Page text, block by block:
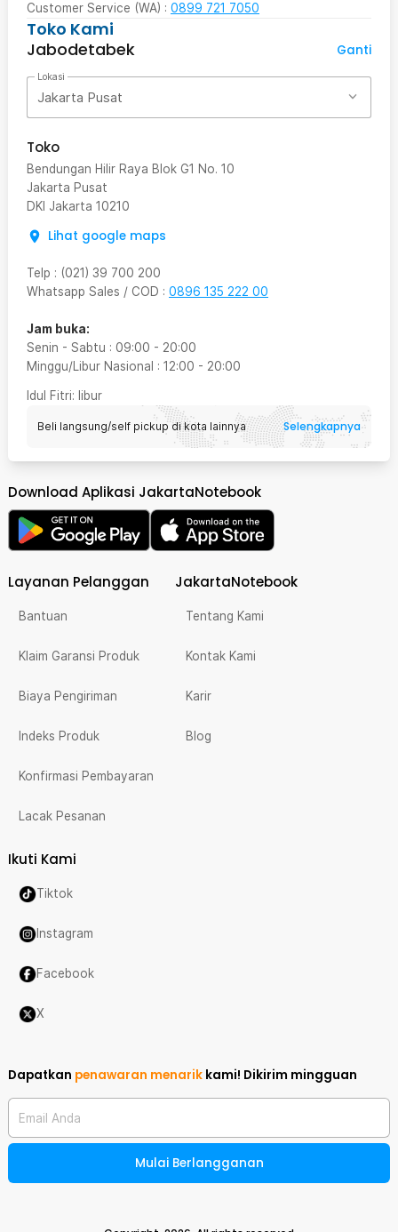
Customer Service (WA) : 0899 721 7050
Toko Kami
Jabodetabek
Ganti
Lokasi
Jakarta Pusat
Toko
Bendungan Hilir Raya Blok G1 No. 10
Jakarta Pusat
DKI Jakarta 10210
Lihat google maps
Telp : (021) 39 700 200
Whatsapp Sales / COD : 0896 135 222 00
Jam buka:
Senin - Sabtu : 09:00 - 20:00
Minggu/Libur Nasional : 12:00 - 20:00
Idul Fitri: libur
Beli langsung/self pickup di kota lainnya Selengkapnya
Download Aplikasi JakartaNotebook
Layanan Pelanggan
Bantuan
Klaim Garansi Produk
Biaya Pengiriman
Indeks Produk
Konfirmasi Pembayaran
Lacak Pesanan
JakartaNotebook
Tentang Kami
Kontak Kami
Karir
Blog
Ikuti Kami
Tiktok
Instagram
Facebook
X
Dapatkan penawaran menarik kami! Dikirim mingguan
Email Anda
Mulai Berlangganan